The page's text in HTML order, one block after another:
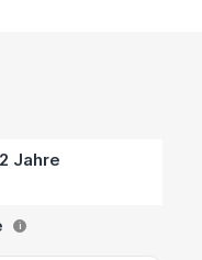
Jahre
i